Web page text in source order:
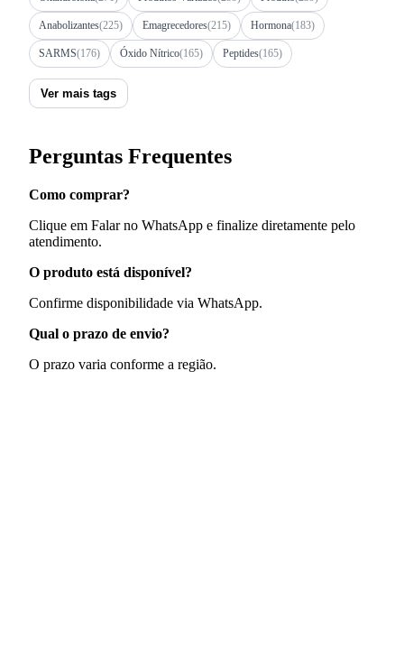
Anabolizantes(225) Emagrecedores(215) Hormona(183)
SARMS(176) Óxido Nítrico(165) Peptides(165)
Ver mais tags
Perguntas Frequentes
Como comprar?
Clique em Falar no WhatsApp e finalize diretamente pelo
atendimento.
O produto está disponível?
Confirme disponibilidade via WhatsApp.
Qual o prazo de envio?
O prazo varia conforme a região.